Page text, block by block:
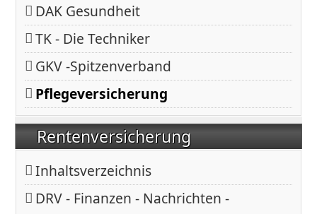
DAK Gesundheit
TK - Die Techniker
GKV -Spitzenverband
Pflegeversicherung
Rentenversicherung
Inhaltsverzeichnis
DRV - Finanzen - Nachrichten -